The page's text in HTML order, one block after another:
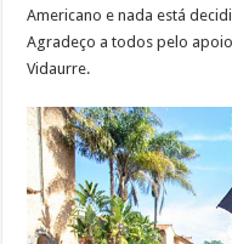
Americano e nada está
Agradeço a todos pelo
Vidaurre.